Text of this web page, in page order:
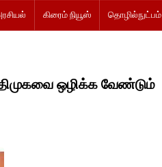
கிரைம் நியூஸ் தொழில்நுட்பம்
ஒழிக்க வேண்டும்